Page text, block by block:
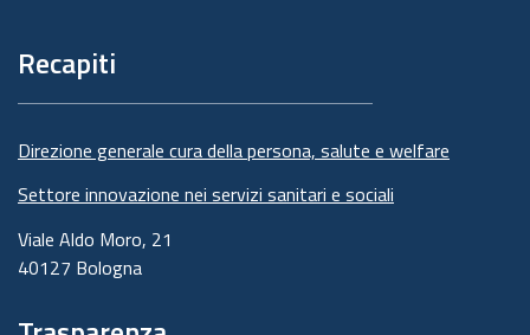
pagina
Recapiti
Direzione generale cura della persona, salute e welfare
Settore innovazione nei servizi sanitari e sociali
Viale Aldo Moro, 21
40127 Bologna